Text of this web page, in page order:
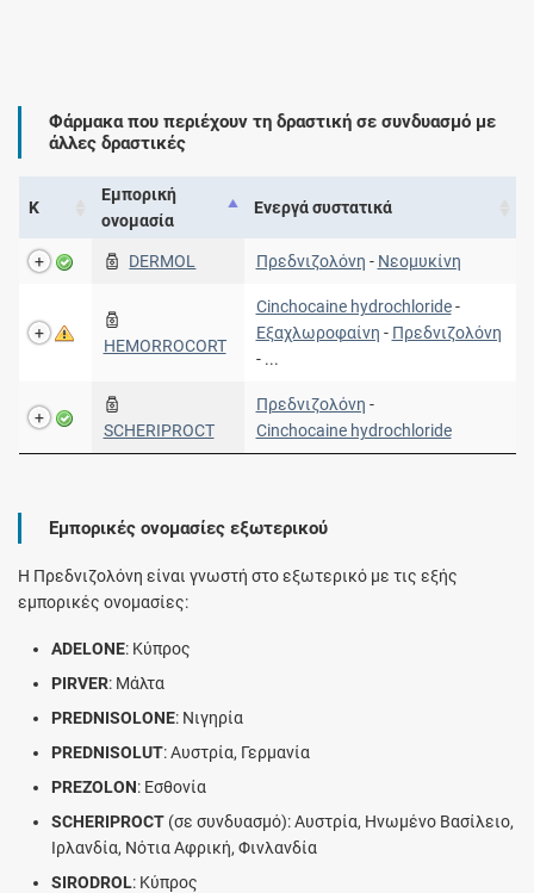
Φάρμακα που περιέχουν τη δραστική σε συνδυασμό με
άλλες δραστικές
Κ
Εμπορική
ονομασία
Ενεργά συστατικά
DERMOL Πρεδνιζολόνη - Νεομυκίνη
HEMORROCORT
Cinchocaine hydrochloride-
Εξαχλωροφαίνη - Πρεδνιζολόνη
- ...
SCHERIPROCT
Πρεδνιζολόνη -
Cinchocaine hydrochloride
Εμπορικές ονομασίες εξωτερικού
Η Πρεδνιζολόνη είναι γνωστή στο εξωτερικό με τις εξής
εμπορικές ονομασίες:
ADELONE: Κύπρος
PIRVER: Μάλτα
PREDNISOLONE: Νιγηρία
PREDNISOLUT: Αυστρία, Γερμανία
PREZOLON: Εσθονία
SCHERIPROCT (σε συνδυασμό): Αυστρία, Ηνωμένο Βασίλειο,
Ιρλανδία, Νότια Αφρική, Φινλανδία
SIRODROL: Κύπρος